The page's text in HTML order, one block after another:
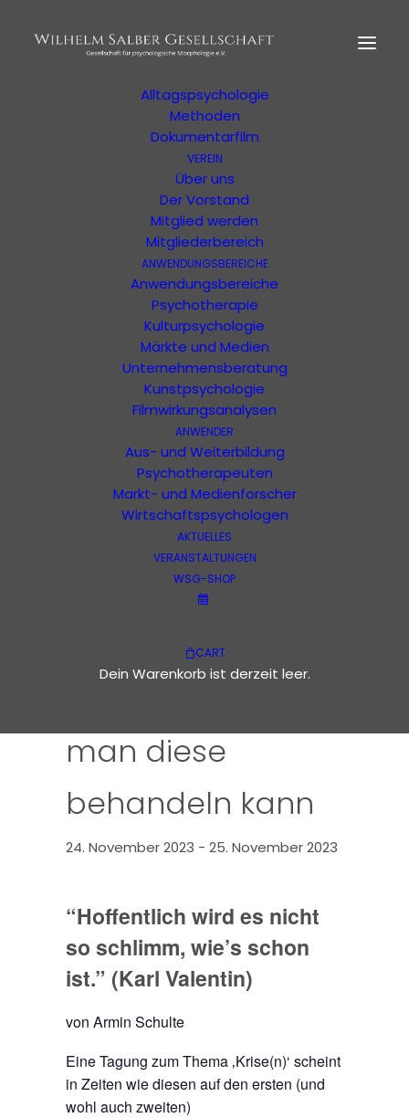
MORPHOLOGIE
Der Begründer
Alltagspsychologie
Methoden
Dokumentarfilm
VEREIN
Über uns
Der Vorstand
Mitglied werden
Mitgliederbereich
ANWENDUNGSBEREICHE
Anwendungsbereiche
Psychotherapie
Kulturpsychologie
Märkte und Medien
Unternehmensberatung
Kunstpsychologie
Filmwirkungsanalysen
ANWENDER
Aus- und Weiterbildung
Psychotherapeuten
Markt- und Medienforscher
Wirtschaftspsychologen
AKTUELLES
VERANSTALTUNGEN
WSG-SHOP
CART
Dein Warenkorb ist derzeit leer.
Eine Veranstaltung der WSG oder von
unterstützten Organisationen
Veranstaltungs-
Kalender
Diese Veranstaltung hat bereits
stattgefunden.
Jahrestagung der
WSG in Berlin: Zur
Morphologie von
man diese
behandeln kann
24. November 2023 - 25. November 2023
“Hoffentlich wird es nicht
so schlimm, wie’s schon
ist.” (Karl Valentin)
von Armin Schulte
Eine Tagung zum Thema ‚Krise(n)‘ scheint
in Zeiten wie diesen auf den ersten (und
wohl auch zweiten)